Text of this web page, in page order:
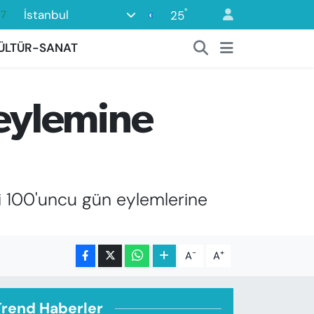
İstanbul 25°
SANAT
100'uncu gün eylemlerine
A- A+
Haberler